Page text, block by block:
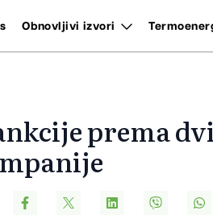
Obnovljivi izvori
prema